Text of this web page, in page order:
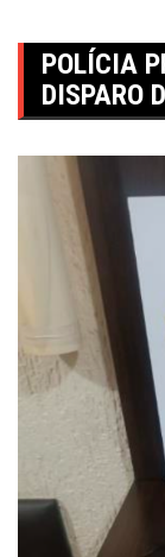
POLÍCIA
DISPARO